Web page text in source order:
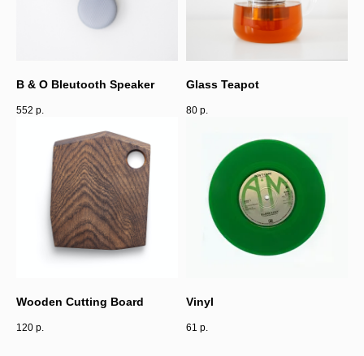
B & O Bleutooth Speaker
552 р.
Glass Teapot
80 р.
Wooden Cutting Board
120 р.
Vinyl
61 р.